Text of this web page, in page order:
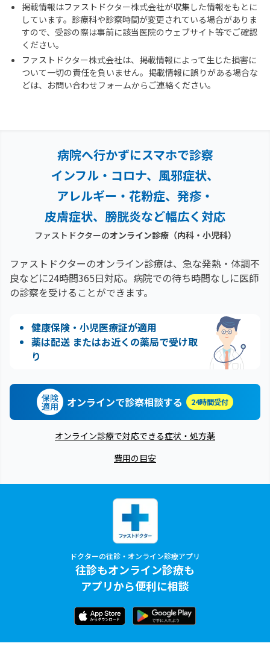
掲載情報はファストドクター株式会社が収集した情報をもとに
しています。診療科や診察時間が変更されている場合がありま
すので、受診の際は事前に該当医院のウェブサイト等でご確認
ください。
ファストドクター株式会社は、掲載情報によって生じた損害に
ついて一切の責任を負いません。掲載情報に誤りがある場合な
どは、お問い合わせフォームからご連絡ください。
病院へ行かずにスマホで診察
インフル・コロナ、風邪症状、
アレルギー・花粉症、 発疹・
皮膚症状、膀胱炎など幅広く対応
ファストドクターのオンライン診療（内科・小児科）
ファストドクターのオンライン診療は、急な発熱・体調不
良などに24時間365日対応。 病院での待ち時間なしに医師
の診察を受けることができます。
健康保険・小児医療証が適用
薬は配送 またはお近くの薬局で受け取
り
保険
適用 オンラインで診察相談する 24時間受付
オンライン診療で対応できる症状・処方薬
費用の目安
ドクターの往診・オンライン診療アプリ
往診もオンライン診療も
アプリから便利に相談